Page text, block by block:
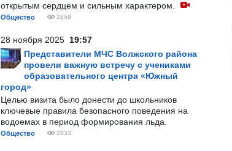
открытым сердцем и сильным характером.
Общество 2659
28 ноября 2025 19:57
Представители МЧС Волжского района
провели важную встречу с учениками
образовательного центра «Южный
город»
Целью визита было донести до школьников
ключевые правила безопасного поведения на
водоемах в период формирования льда.
Общество 2833